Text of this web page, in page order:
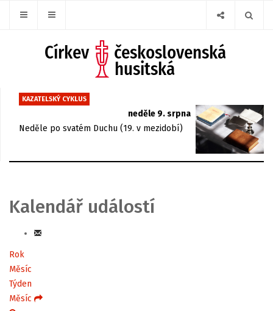
KAZATELSKÝ CYKLUS
neděle 9. srpna
Neděle po svatém Duchu (19. v mezidobí)
Kalendář událostí
Rok
Měsíc
Týden
Měsíc